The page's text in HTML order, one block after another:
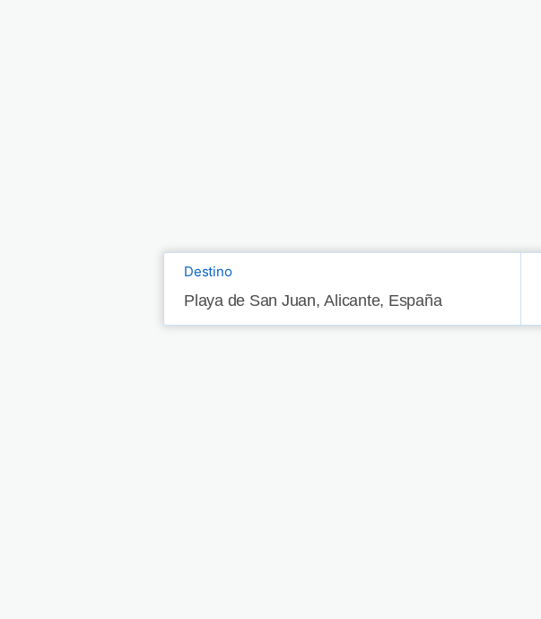
Destino